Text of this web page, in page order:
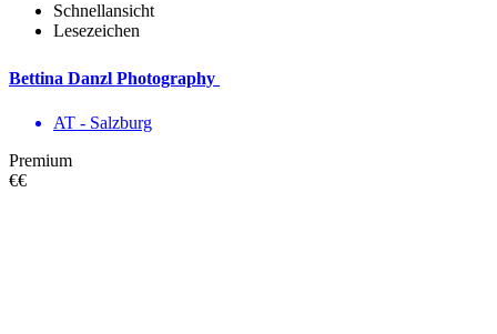
Schnellansicht
Lesezeichen
Bettina Danzl Photography
AT - Salzburg
Premium
€€